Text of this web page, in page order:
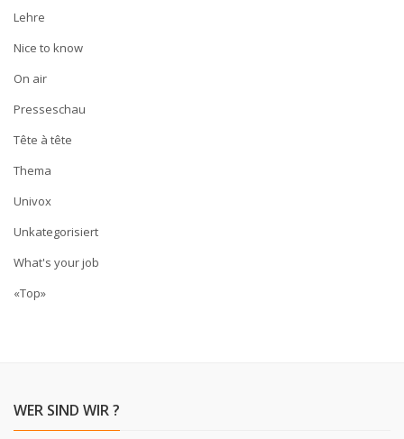
Lehre
Nice to know
On air
Presseschau
Tête à tête
Thema
Univox
Unkategorisiert
What's your job
«Top»
WER SIND WIR ?